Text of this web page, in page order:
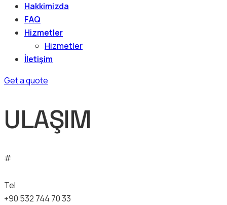
Hakkimizda
FAQ
Hizmetler
Hizmetler
İletişim
Get a quote
ULAŞIM
#
Tel
+90 532 744 70 33